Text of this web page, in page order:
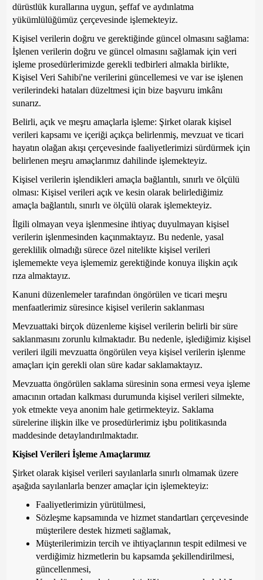
dürüstlük kurallarına uygun, şeffaf ve aydınlatma
yükümlülüğümüz çerçevesinde işlemekteyiz.
Kişisel verilerin doğru ve gerektiğinde güncel olmasını sağlama:
İşlenen verilerin doğru ve güncel olmasını sağlamak için veri
işleme prosedürlerimizde gerekli tedbirleri almakla birlikte,
Kişisel Veri Sahibi'ne verilerini güncellemesi ve var ise işlenen
verilerindeki hataları düzeltmesi için bize başvuru imkânı
sunarız.
Belirli, açık ve meşru amaçlarla işleme: Şirket olarak kişisel
verileri kapsamı ve içeriği açıkça belirlenmiş, mevzuat ve ticari
hayatın olağan akışı çerçevesinde faaliyetlerimizi sürdürmek için
belirlenen meşru amaçlarımız dahilinde işlemekteyiz.
Kişisel verilerin işlendikleri amaçla bağlantılı, sınırlı ve ölçülü
olması: Kişisel verileri açık ve kesin olarak belirlediğimiz
amaçla bağlantılı, sınırlı ve ölçülü olarak işlemekteyiz.
İlgili olmayan veya işlenmesine ihtiyaç duyulmayan kişisel
verilerin işlenmesinden kaçınmaktayız. Bu nedenle, yasal
gereklilik olmadığı sürece özel nitelikte kişisel verileri
işlememekte veya işlememiz gerektiğinde konuya ilişkin açık
rıza almaktayız.
Kanuni düzenlemeler tarafından öngörülen ve ticari meşru
menfaatlerimiz süresince kişisel verilerin saklanması
Mevzuattaki birçok düzenleme kişisel verilerin belirli bir süre
saklanmasını zorunlu kılmaktadır. Bu nedenle, işlediğimiz kişisel
verileri ilgili mevzuatta öngörülen veya kişisel verilerin işlenme
amaçları için gerekli olan süre kadar saklamaktayız.
Mevzuatta öngörülen saklama süresinin sona ermesi veya işleme
amacının ortadan kalkması durumunda kişisel verileri silmekte,
yok etmekte veya anonim hale getirmekteyiz. Saklama
sürelerine ilişkin ilke ve prosedürlerimiz işbu politikasında
maddesinde detaylandırılmaktadır.
Kişisel Verileri İşleme Amaçlarımız
Şirket olarak kişisel verileri sayılanlarla sınırlı olmamak üzere
aşağıda sayılanlarla benzer amaçlar için işlemekteyiz:
Faaliyetlerimizin yürütülmesi,
Sözleşme kapsamında ve hizmet standartları çerçevesinde
müşterilere destek hizmeti sağlamak,
Müşterilerimizin tercih ve ihtiyaçlarının tespit edilmesi ve
verdiğimiz hizmetlerin bu kapsamda şekillendirilmesi,
güncellenmesi,